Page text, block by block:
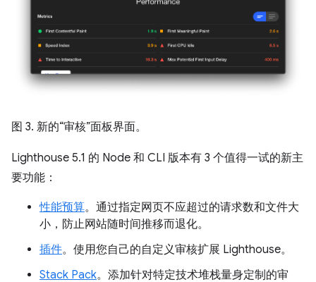
图 3. 新的“审核”面板界面。
Lighthouse 5.1 的 Node 和 CLI 版本有 3 个值得一试的新主
要功能：
性能预算。通过指定网页不应超过的请求数和文件大
小，防止网站随时间推移而退化。
插件。使用您自己的自定义审核扩展 Lighthouse。
Stack Pack。添加针对特定技术堆栈量身定制的审